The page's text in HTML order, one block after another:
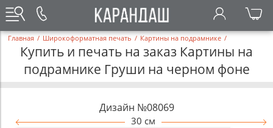
Главная / Широкоформатная печать / Картины на подрамнике /
Купить и печать на заказ Картины на
подрамнике Груши на черном фоне
Дизайн №08069
30 см